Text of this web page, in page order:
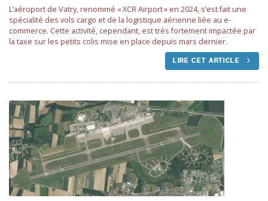
L’aéroport de Vatry, renommé « XCR Airport » en 2024, s’est fait une
spécialité des vols cargo et de la logistique aérienne liée au e-
commerce. Cette activité, cependant, est très fortement impactée par
la taxe sur les petits colis mise en place depuis mars dernier.
LIRE CET ARTICLE